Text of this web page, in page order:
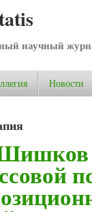
научный
Новости